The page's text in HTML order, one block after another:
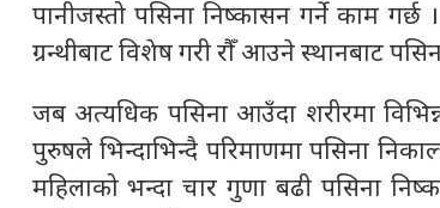
पानीजस्तो पसिना निष्कासन गर्ने काम गर्छ
ग्रन्थीबाट विशेष गरी रौँ आउने स्थानबाट
जब अत्यधिक पसिना आउँदा शरीरमा
पुरुषले भिन्दाभिन्दै परिमाणमा पसिना
महिलाको भन्दा चार गुणा बढी पसिना